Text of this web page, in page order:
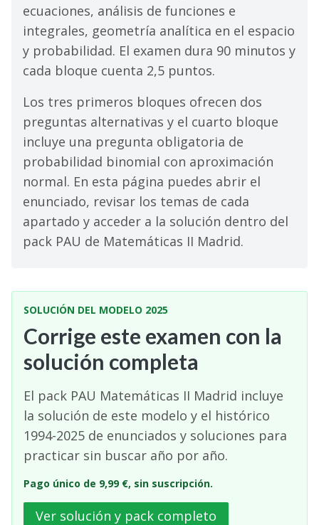
ecuaciones, análisis de funciones e
integrales, geometría analítica en el espacio
y probabilidad. El examen dura 90 minutos y
cada bloque cuenta 2,5 puntos.
Los tres primeros bloques ofrecen dos
preguntas alternativas y el cuarto bloque
incluye una pregunta obligatoria de
probabilidad binomial con aproximación
normal. En esta página puedes abrir el
enunciado, revisar los temas de cada
apartado y acceder a la solución dentro del
pack PAU de Matemáticas II Madrid.
SOLUCIÓN DEL MODELO 2025
Corrige este examen con la
solución completa
El pack PAU Matemáticas II Madrid incluye
la solución de este modelo y el histórico
1994-2025 de enunciados y soluciones para
practicar sin buscar año por año.
Pago único de 9,99 €, sin suscripción.
Ver solución y pack completo